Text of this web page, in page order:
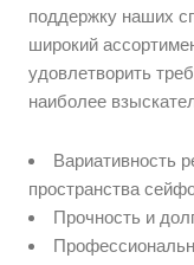
поддержку наших
широкий
удовлетворить
наиболее
Вариативность
пространства
Прочность и